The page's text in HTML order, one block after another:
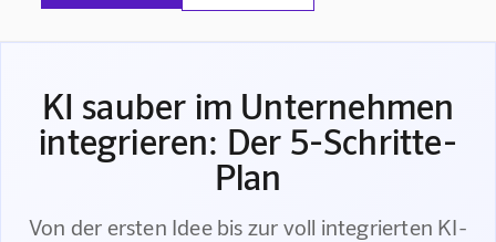
KI sauber im Unternehmen
integrieren: Der 5-Schritte-
Plan
Von der ersten Idee bis zur voll integrierten KI-